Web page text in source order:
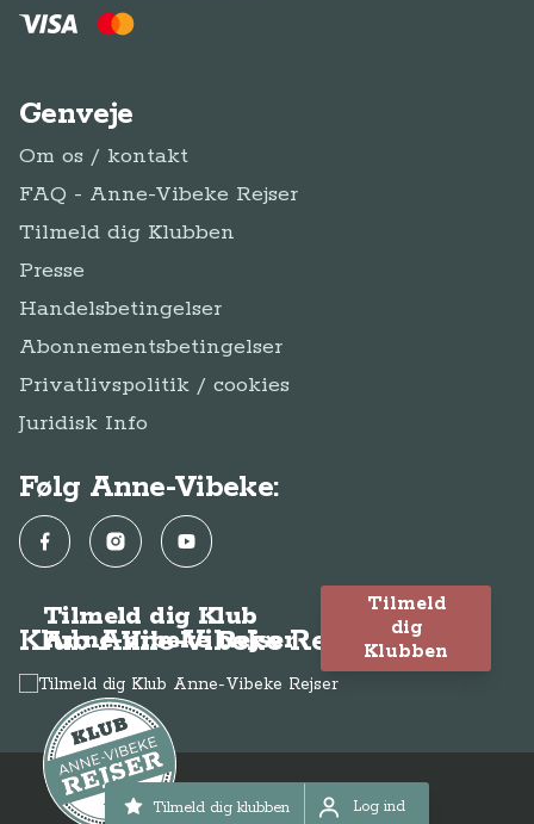
Tilmeld dig klubben Log ind
Log ind
Genveje
Om os / kontakt
FAQ - Anne-Vibeke Rejser
Tilmeld dig Klubben
Presse
Handelsbetingelser
Abonnementsbetingelser
Privatlivspolitik / cookies
Juridisk Info
Følg Anne-Vibeke:
FacebookInstagramYouTube
Klub Anne-Vibeke Rejser
Tilmeld dig Klub
Anne-Vibeke Rejser
Tilmeld
dig
Klubben
© Anne-Vibeke Rejser2026